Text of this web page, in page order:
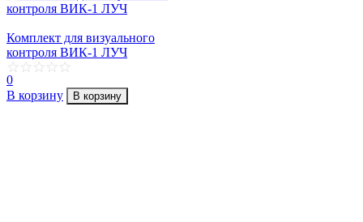
Комплект для визуального
контроля ВИК-1 ЛУЧ
0
В корзину
В корзину